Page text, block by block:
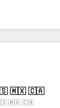
with a focus
journey
success.
l'intime
passe par
relation client !
sont à la fois
digitale
: 🧽 Nettoyage,
des bases de
🇺🇸 🇲🇽 🇨🇦
🇺🇸 🇲🇽 🇨🇦